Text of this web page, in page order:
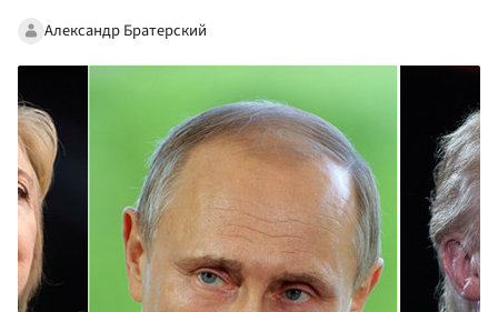
Александр Братерский